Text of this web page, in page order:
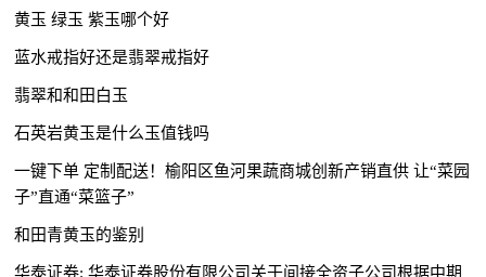
黄玉 绿玉 紫玉哪个好
蓝水戒指好还是翡翠戒指好
翡翠和和田白玉
石英岩黄玉是什么玉值钱吗
一键下单 定制配送！榆阳区鱼河果蔬商城创新产销直供 让“菜园
子”直通“菜篮子”
和田青黄玉的鉴别
华泰证券: 华泰证券股份有限公司关于间接全资子公司根据中期